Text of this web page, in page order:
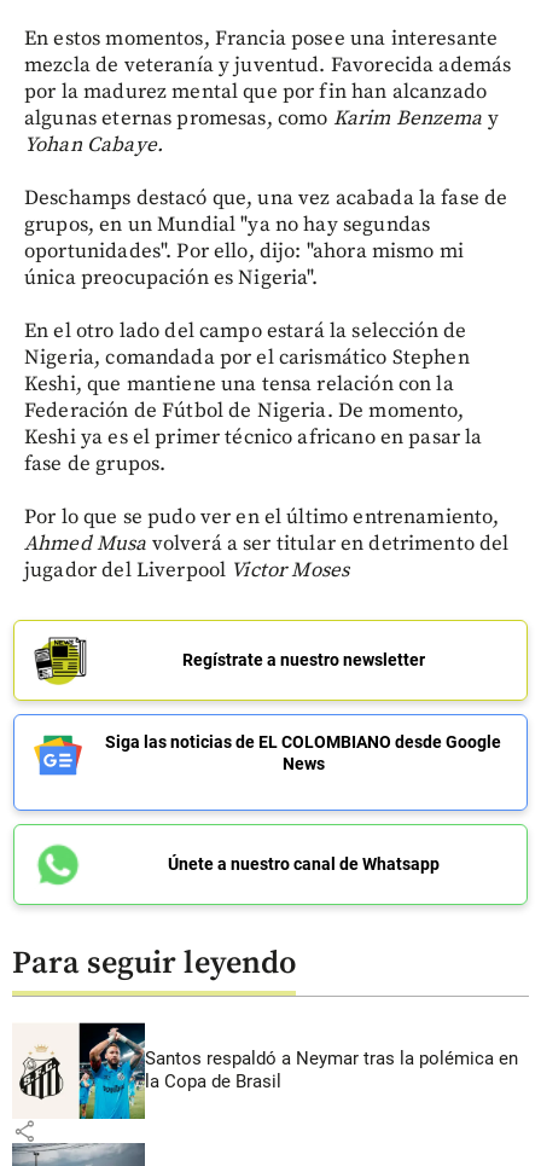
En estos momentos, Francia posee una interesante
mezcla de veteranía y juventud. Favorecida además
por la madurez mental que por fin han alcanzado
algunas eternas promesas, como Karim Benzema y
Yohan Cabaye.
Deschamps destacó que, una vez acabada la fase de
grupos, en un Mundial "ya no hay segundas
oportunidades". Por ello, dijo: "ahora mismo mi
única preocupación es Nigeria".
En el otro lado del campo estará la selección de
Nigeria, comandada por el carismático Stephen
Keshi, que mantiene una tensa relación con la
Federación de Fútbol de Nigeria. De momento,
Keshi ya es el primer técnico africano en pasar la
fase de grupos.
Por lo que se pudo ver en el último entrenamiento,
Ahmed Musa volverá a ser titular en detrimento del
jugador del Liverpool Victor Moses
Regístrate a nuestro newsletter
Siga las noticias de EL COLOMBIANO desde Google
News
Únete a nuestro canal de Whatsapp
Para seguir leyendo
Santos respaldó a Neymar tras la polémica en
la Copa de Brasil
share